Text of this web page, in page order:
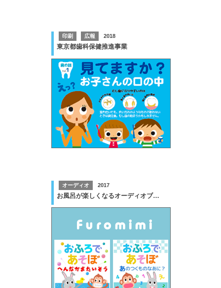
印刷 広報 2018
東京都歯科保健推進事業
オーディオ 2017
お風呂が楽しくなるオーディオブック